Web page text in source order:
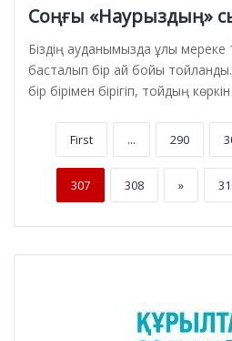
Соңғы «Наурыздың»
Біздің ауданымызда ұлы мереке
басталып бір ай бойы
бір бірімен бірігіп, тойдың
First ... 290
307 308 »